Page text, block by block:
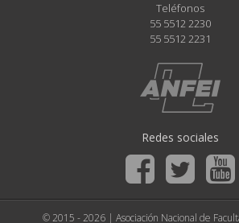
Teléfonos
55 5512 2230
55 5512 2231
Redes sociales
© 2015 - 2026 | Asociación Nacional de